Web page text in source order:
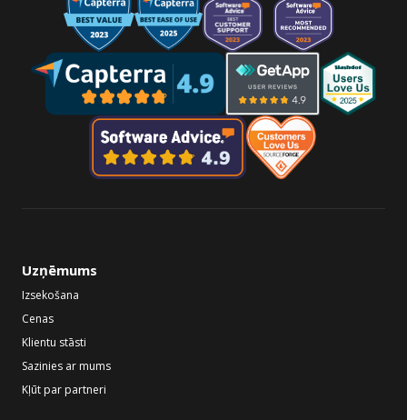
Uzņēmums
Izsekošana
Cenas
Klientu stāsti
Sazinies ar mums
Kļūt par partneri